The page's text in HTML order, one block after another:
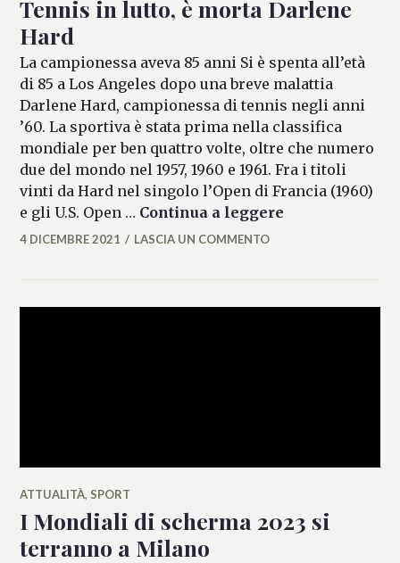
Tennis in lutto, è morta Darlene
Hard
La campionessa aveva 85 anni Si è spenta all’età
di 85 a Los Angeles dopo una breve malattia
Darlene Hard, campionessa di tennis negli anni
’60. La sportiva è stata prima nella classifica
mondiale per ben quattro volte, oltre che numero
due del mondo nel 1957, 1960 e 1961. Fra i titoli
vinti da Hard nel singolo l’Open di Francia (1960)
e gli U.S. Open … Continua a leggere
MARIANNA
4 DICEMBRE 2021 LASCIA UN COMMENTO
ATTUALITÀ, SPORT
I Mondiali di scherma 2023 si
terranno a Milano